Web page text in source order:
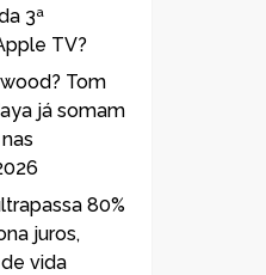
3ª
TV?
Tom
já somam
80%
juros,
vida